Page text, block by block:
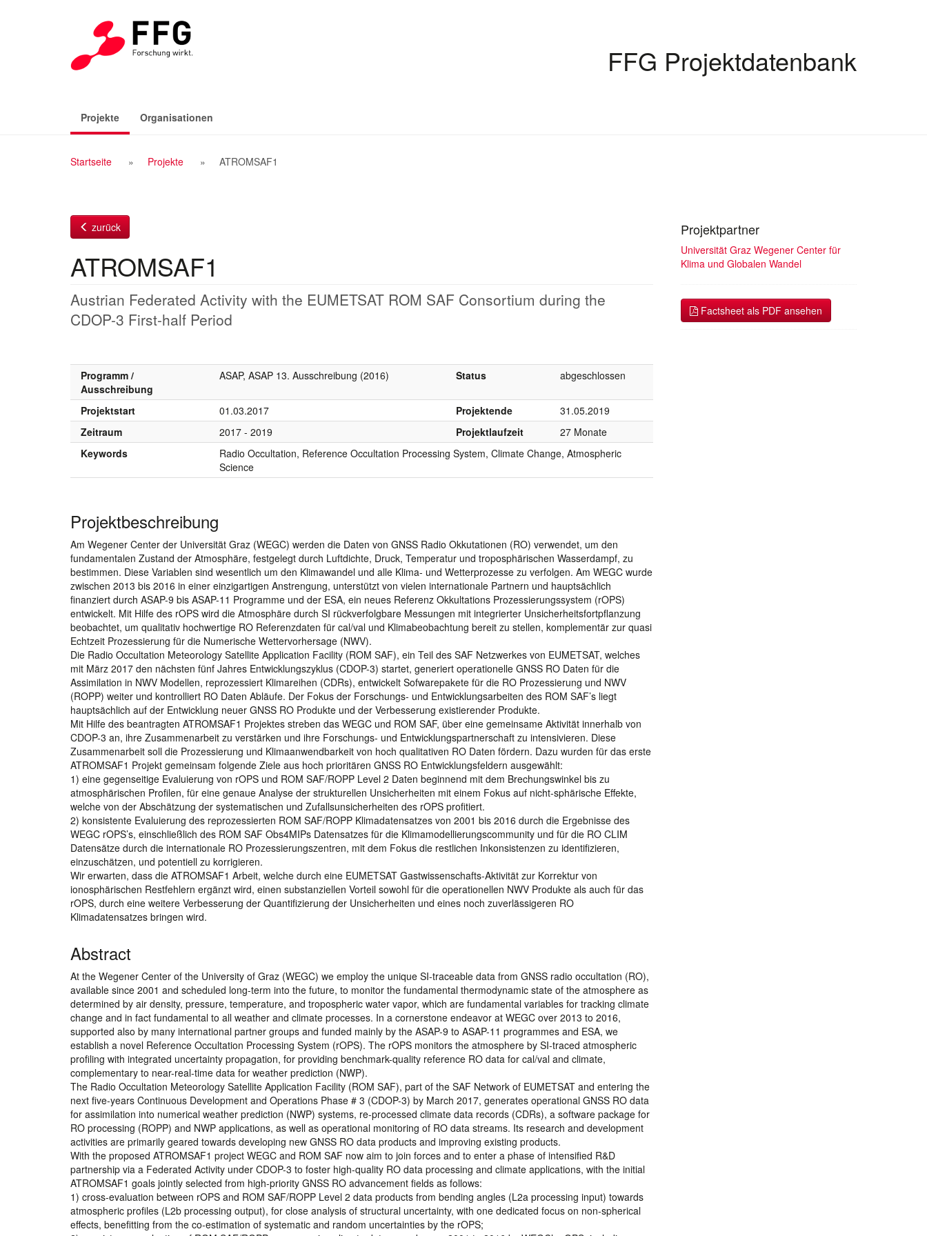
FFG Projektdatenbank
Projekte(aktiv)Organisationen
Breadcrumb
Startseite Projekte ATROMSAF1
zurück
ATROMSAF1
Austrian Federated Activity with the EUMETSAT ROM SAF Consortium during the
CDOP-3 First-half Period
Programm /
Ausschreibung
ASAP, ASAP 13. Ausschreibung (2016) Status abgeschlossen
Projektstart 01.03.2017 Projektende
31.05.2019
Zeitraum
2017 - 2019 Projektlaufzeit
27 Monate
Keywords
Radio Occultation, Reference Occultation Processing System, Climate Change, Atmospheric
Science
Projektbeschreibung
Am Wegener Center der Universität Graz (WEGC) werden die Daten von GNSS Radio Okkutationen (RO) verwendet, um den
fundamentalen Zustand der Atmosphäre, festgelegt durch Luftdichte, Druck, Temperatur und troposphärischen Wasserdampf, zu
bestimmen. Diese Variablen sind wesentlich um den Klimawandel und alle Klima- und Wetterprozesse zu verfolgen. Am WEGC wurde
zwischen 2013 bis 2016 in einer einzigartigen Anstrengung, unterstützt von vielen internationale Partnern und hauptsächlich
finanziert durch ASAP-9 bis ASAP-11 Programme und der ESA, ein neues Referenz Okkultations Prozessierungssystem (rOPS)
entwickelt. Mit Hilfe des rOPS wird die Atmosphäre durch SI rückverfolgbare Messungen mit integrierter Unsicherheitsfortpflanzung
beobachtet, um qualitativ hochwertige RO Referenzdaten für cal/val und Klimabeobachtung bereit zu stellen, komplementär zur quasi
Echtzeit Prozessierung für die Numerische Wettervorhersage (NWV).
Die Radio Occultation Meteorology Satellite Application Facility (ROM SAF), ein Teil des SAF Netzwerkes von EUMETSAT, welches
mit März 2017 den nächsten fünf Jahres Entwicklungszyklus (CDOP-3) startet, generiert operationelle GNSS RO Daten für die
Assimilation in NWV Modellen, reprozessiert Klimareihen (CDRs), entwickelt Sofwarepakete für die RO Prozessierung und NWV
(ROPP) weiter und kontrolliert RO Daten Abläufe. Der Fokus der Forschungs- und Entwicklungsarbeiten des ROM SAF’s liegt
hauptsächlich auf der Entwicklung neuer GNSS RO Produkte und der Verbesserung existierender Produkte.
Mit Hilfe des beantragten ATROMSAF1 Projektes streben das WEGC und ROM SAF, über eine gemeinsame Aktivität innerhalb von
CDOP-3 an, ihre Zusammenarbeit zu verstärken und ihre Forschungs- und Entwicklungspartnerschaft zu intensivieren. Diese
Zusammenarbeit soll die Prozessierung und Klimaanwendbarkeit von hoch qualitativen RO Daten fördern. Dazu wurden für das erste
ATROMSAF1 Projekt gemeinsam folgende Ziele aus hoch prioritären GNSS RO Entwicklungsfeldern ausgewählt:
1) eine gegenseitige Evaluierung von rOPS und ROM SAF/ROPP Level 2 Daten beginnend mit dem Brechungswinkel bis zu
atmosphärischen Profilen, für eine genaue Analyse der strukturellen Unsicherheiten mit einem Fokus auf nicht-sphärische Effekte,
welche von der Abschätzung der systematischen und Zufallsunsicherheiten des rOPS profitiert.
2) konsistente Evaluierung des reprozessierten ROM SAF/ROPP Klimadatensatzes von 2001 bis 2016 durch die Ergebnisse des
WEGC rOPS’s, einschließlich des ROM SAF Obs4MIPs Datensatzes für die Klimamodellierungscommunity und für die RO CLIM
Datensätze durch die internationale RO Prozessierungszentren, mit dem Fokus die restlichen Inkonsistenzen zu identifizieren,
einzuschätzen, und potentiell zu korrigieren.
Wir erwarten, dass die ATROMSAF1 Arbeit, welche durch eine EUMETSAT Gastwissenschafts-Aktivität zur Korrektur von
ionosphärischen Restfehlern ergänzt wird, einen substanziellen Vorteil sowohl für die operationellen NWV Produkte als auch für das
rOPS, durch eine weitere Verbesserung der Quantifizierung der Unsicherheiten und eines noch zuverlässigeren RO
Klimadatensatzes bringen wird.
Abstract
At the Wegener Center of the University of Graz (WEGC) we employ the unique SI-traceable data from GNSS radio occultation (RO),
available since 2001 and scheduled long-term into the future, to monitor the fundamental thermodynamic state of the atmosphere as
determined by air density, pressure, temperature, and tropospheric water vapor, which are fundamental variables for tracking climate
change and in fact fundamental to all weather and climate processes. In a cornerstone endeavor at WEGC over 2013 to 2016,
supported also by many international partner groups and funded mainly by the ASAP-9 to ASAP-11 programmes and ESA, we
establish a novel Reference Occultation Processing System (rOPS). The rOPS monitors the atmosphere by SI-traced atmospheric
profiling with integrated uncertainty propagation, for providing benchmark-quality reference RO data for cal/val and climate,
complementary to near-real-time data for weather prediction (NWP).
The Radio Occultation Meteorology Satellite Application Facility (ROM SAF), part of the SAF Network of EUMETSAT and entering the
next five-years Continuous Development and Operations Phase # 3 (CDOP-3) by March 2017, generates operational GNSS RO data
for assimilation into numerical weather prediction (NWP) systems, re-processed climate data records (CDRs), a software package for
RO processing (ROPP) and NWP applications, as well as operational monitoring of RO data streams. Its research and development
activities are primarily geared towards developing new GNSS RO data products and improving existing products.
With the proposed ATROMSAF1 project WEGC and ROM SAF now aim to join forces and to enter a phase of intensified R&D
partnership via a Federated Activity under CDOP-3 to foster high-quality RO data processing and climate applications, with the initial
ATROMSAF1 goals jointly selected from high-priority GNSS RO advancement fields as follows:
1) cross-evaluation between rOPS and ROM SAF/ROPP Level 2 data products from bending angles (L2a processing input) towards
atmospheric profiles (L2b processing output), for close analysis of structural uncertainty, with one dedicated focus on non-spherical
effects, benefitting from the co-estimation of systematic and random uncertainties by the rOPS;
Projektpartner
Universität Graz Wegener Center für
Klima und Globalen Wandel
Factsheet als PDF ansehen